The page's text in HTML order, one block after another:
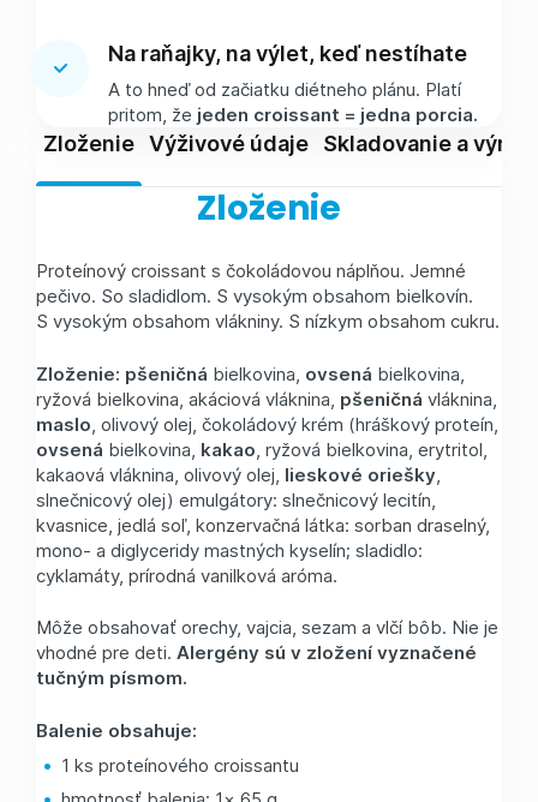
Na raňajky, na výlet, keď nestíhate
A to hneď od začiatku diétneho plánu. Platí
pritom, že jeden croissant = jedna porcia.
Zloženie Výživové údaje Skladovanie a
Zloženie
Proteínový croissant s čokoládovou náplňou. Jemné
pečivo. So sladidlom. S vysokým obsahom bielkovín.
S vysokým obsahom vlákniny. S nízkym obsahom cukru.
Zloženie: pšeničná bielkovina, ovsená bielkovina,
ryžová bielkovina, akáciová vláknina, pšeničná vláknina,
maslo , olivový olej, čokoládový krém (hráškový proteín,
ovsená bielkovina, kakao , ryžová bielkovina, erytritol,
kakaová vláknina, olivový olej, lieskové oriešky
slnečnicový olej) emulgátory: slnečnicový lecitín,
kvasnice, jedlá soľ, konzervačná látka: sorban draselný,
mono- a diglyceridy mastných kyselín; sladidlo:
cyklamáty, prírodná vanilková aróma.
Môže obsahovať orechy, vajcia, sezam a vlčí bôb. Nie je
vhodné pre deti. Alergény sú v zložení vyznačené
tučným písmom.
Balenie obsahuje:
1 ks proteínového croissantu